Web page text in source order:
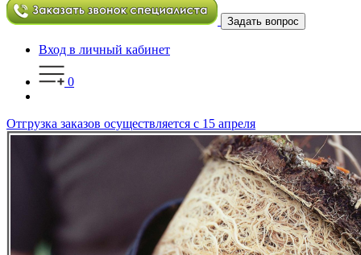
Задать вопрос
Вход в личный кабинет
0
Отгрузка заказов осуществляется с 15 апреля